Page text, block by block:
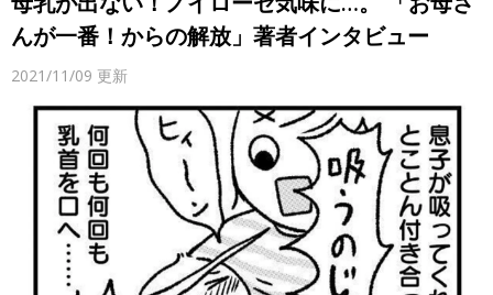
んが一番！からの解放」著者インタビュー
2021/11/09 更新